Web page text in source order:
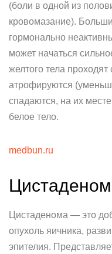
(боли в одной из
кровомазание).
гормонально
может начаться
желтого тела проходят
атрофируются
спадаются, на их
белое тело.
medbun.ru
Цистаденома — это
опухоль яичника,
эпителия.